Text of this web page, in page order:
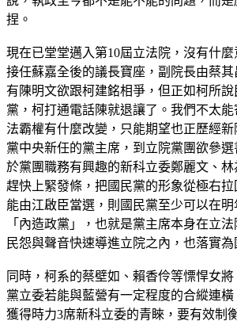
捏。
現在已堂堂邁入第10屆立法院，沒有什
接任蘇嘉全後的議長寶座，副院長由蔡
有陳明文欲跟柯建銘相爭，但正如柯所
黨，柯打通電話陳就退讓了。我們不太
法霸權有什麼改變，只能期望也正歷經
黨中央新任的黨主席，到立院黨團欲參
於黨團職務有興趣的新科立委鄭麗文、
趕快上緊發條，把國民黨的形象從極右
能由江啟臣當選，則國民黨至少可以在
「內造政黨」，也就是黨主席本身在立
民怨與聲音快速導進立院之內，也落實為
同時，柯系的蔡壁如、賴香伶等慓悍女
黨立委若能與藍營有一定程度的合縱連
獲得時力3席新科立委的青睞，要有效制